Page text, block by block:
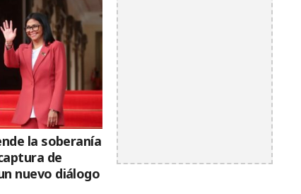
la soberanía
de
nuevo diálogo